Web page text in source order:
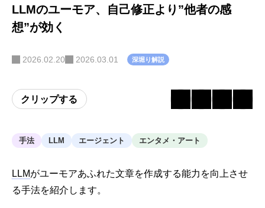
LLMのユーモア、自己修正より”他者の感
想”が効く
2026.02.20 2026.03.01 深堀り解説
クリップする
手法 LLM エージェント エンタメ・アート
LLMがユーモアあふれた文章を作成する能力を向上させ
る手法を紹介します。